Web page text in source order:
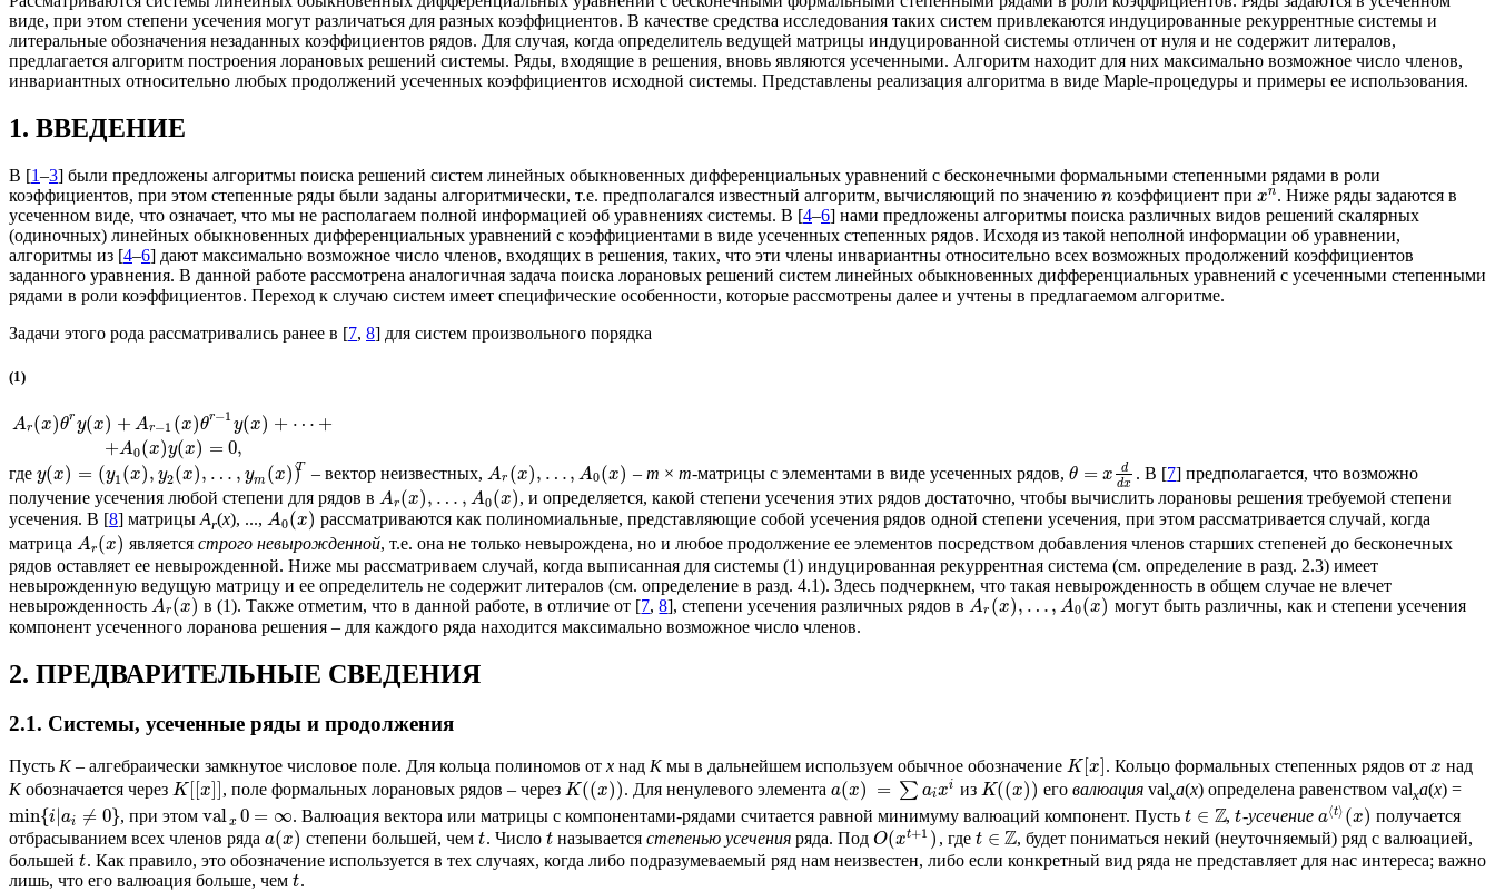
виде, при этом степени усечения могут различаться для разных коэффициентов. В качестве средства исследования таких систем привлекаются индуцированные рекуррентные системы и
литеральные обозначения незаданных коэффициентов рядов. Для случая, когда определитель ведущей матрицы индуцированной системы отличен от нуля и не содержит литералов,
предлагается алгоритм построения лорановых решений системы. Ряды, входящие в решения, вновь являются усеченными. Алгоритм находит для них максимально возможное число членов,
инвариантных относительно любых продолжений усеченных коэффициентов исходной системы. Представлены реализация алгоритма в виде Maple-процедуры и примеры ее использования.
1. ВВЕДЕНИЕ
В [1–3] были предложены алгоритмы поиска решений систем линейных обыкновенных дифференциальных уравнений с бесконечными формальными степенными рядами в роли
коэффициентов, при этом степенные ряды были заданы алгоритмически, т.е. предполагался известный алгоритм, вычисляющий по значению n коэффициент приxn. Ниже ряды задаются в
усеченном виде, что означает, что мы не располагаем полной информацией об уравнениях системы. В [4–6] нами предложены алгоритмы поиска различных видов решений скалярных
(одиночных) линейных обыкновенных дифференциальных уравнений с коэффициентами в виде усеченных степенных рядов. Исходя из такой неполной информации об уравнении,
алгоритмы из [4–6] дают максимально возможное число членов, входящих в решения, таких, что эти члены инвариантны относительно всех возможных продолжений коэффициентов
заданного уравнения. В данной работе рассмотрена аналогичная задача поиска лорановых решений систем линейных обыкновенных дифференциальных уравнений с усеченными степенными
рядами в роли коэффициентов. Переход к случаю систем имеет специфические особенности, которые рассмотрены далее и учтены в предлагаемом алгоритме.
Задачи этого рода рассматривались ранее в [7, 8] для систем произвольного порядка
(1)
Ar (x)θry(x) + Ar−1 (x)θr−1 y(x) + ⋯ +
+A0(x)y(x) = 0,
где y(x) = (y1 (x), y2(x), … , ym (x))T – вектор неизвестных, Ar (x), … , A0(x) – m × m-матрицы с элементами в виде усеченных рядов, θ = x
d
dx
. В [7] предполагается, что возможно
получение усечения любой степени для рядов в Ar(x), … , A0(x), и определяется, какой степени усечения этих рядов достаточно, чтобы вычислить лорановы решения требуемой степени
усечения. В [8] матрицы Ar(x), ..., A0(x) рассматриваются как полиномиальные, представляющие собой усечения рядов одной степени усечения, при этом рассматривается случай, когда
матрица Ar(x) являетсястрого невырожденной, т.е. она не только невырождена, но и любое продолжение ее элементов посредством добавления членов старших степеней до бесконечных
рядов оставляет ее невырожденной. Ниже мы рассматриваем случай, когда выписанная для системы (1) индуцированная рекуррентная система (см. определение в разд. 2.3) имеет
невырожденную ведущую матрицу и ее определитель не содержит литералов (см. определение в разд. 4.1). Здесь подчеркнем, что такая невырожденность в общем случае не влечет
невырожденность Ar(x) в (1). Также отметим, что в данной работе, в отличие от [7,8], степени усечения различных рядов в Ar (x), … , A0(x) могут быть различны, как и степени усечения
компонент усеченного лоранова решения – для каждого ряда находится максимально возможное число членов.
2. ПРЕДВАРИТЕЛЬНЫЕ СВЕДЕНИЯ
2.1. Системы, усеченные ряды и продолжения
Пусть K– алгебраически замкнутое числовое поле. Для кольца полиномов отx над Kмы в дальнейшем используем обычное обозначение K[ x . Кольцо формальных степенных рядов от x над
Kобозначается через K[[x]], поле формальных лорановых рядов – через K((x)). Для ненулевого элементаa(x) = ∑ aixi из K((x)) еговалюация valxa(x) определена равенством valxa(x) =
min{i ai ≠ 0}, при этомvalx 0 = ∞. Валюация вектора или матрицы с компонентами-рядами считается равной минимуму валюаций компонент. Пустьt ∈ Z,t-усечение a⟨t⟩ (x) получается
отбрасыванием всех членов ряда a(x) степени большей, чемt. Число t называетсястепенью усечения ряда. ПодO(xt+1 ) , где t ∈ Z, будет пониматься некий (неуточняемый) ряд с валюацией,
большей t. Как правило, это обозначение используется в тех случаях, когда либо подразумеваемый ряд нам неизвестен, либо если конкретный вид ряда не представляет для нас интереса; важно
лишь, что его валюация больше, чем t.